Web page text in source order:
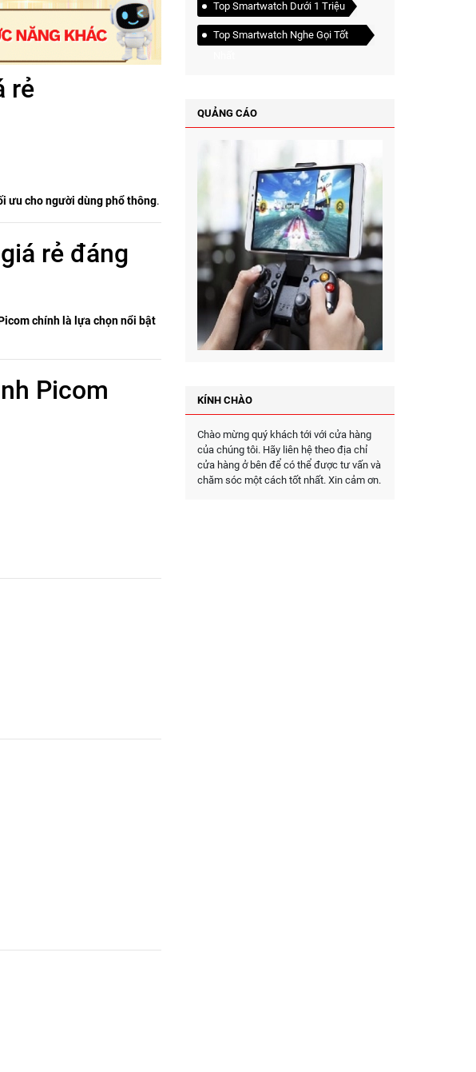
rẻ
ưu cho người dùng phổ thông.
rẻ đáng
chính là lựa chọn nổi bật
Picom
Top Smartwatch Dưới 1 Triệu
Top Smartwatch Nghe Gọi Tốt
QUẢNG CÁO
KÍNH CHÀO
Chào mừng quý khách tới với cửa hàng
của chúng tôi. Hãy liên hệ theo địa chỉ
cửa hàng ở bên để có thể được tư vấn và
chăm sóc một cách tốt nhất. Xin cảm ơn.